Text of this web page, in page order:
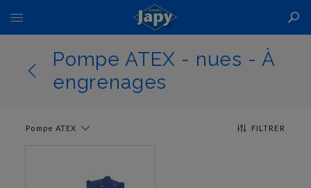
Basculer
la
navigationPompe ATEX - nues - À
engrenages
FILTRER
Pompe ATEX